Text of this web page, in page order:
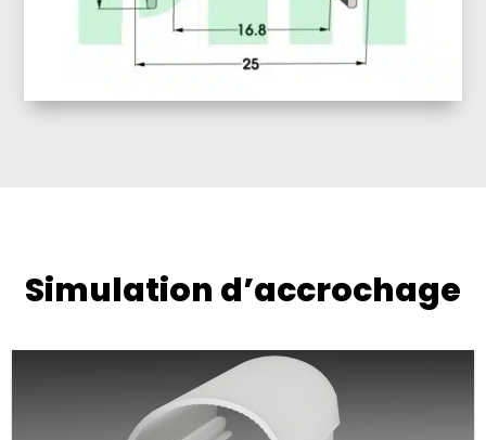
Simulation d’accrochage